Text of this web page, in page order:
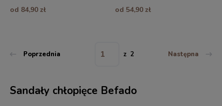
od 84,90 zł od 54,90 zł
Poprzednia z 2 Następna
Sandały chłopięce Befado